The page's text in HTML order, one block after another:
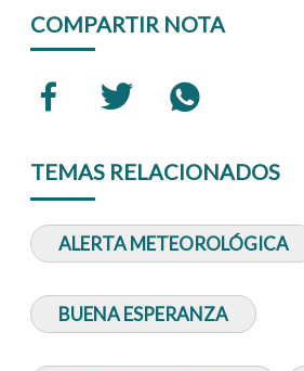
COMPARTIR NOTA
TEMAS RELACIONADOS
ALERTA METEOROLÓGICA
BUENA ESPERANZA